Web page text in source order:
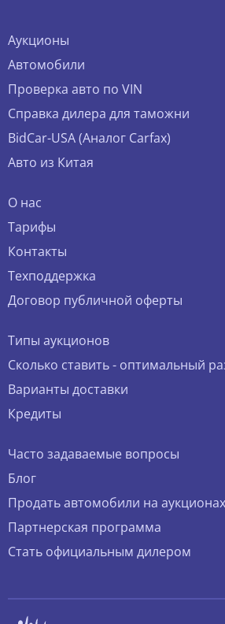
Аукционы
Автомобили
Проверка авто по VIN
Справка дилера для таможни
BidCar-USA (Аналог Carfax)
Авто из Китая
О нас
Тарифы
Контакты
Техподдержка
Договор публичной оферты
Типы аукционов
Сколько ставить - оптимальный
Варианты доставки
Кредиты
Часто задаваемые вопросы
Блог
Продать автомобили на
Партнерская программа
Стать официальным дилером